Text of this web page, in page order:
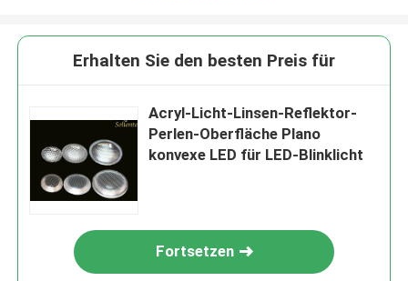
Erhalten Sie den besten Preis für
Acryl-Licht-Linsen-Reflektor-
Perlen-Oberfläche Plano
konvexe LED für LED-Blinklicht
Fortsetzen